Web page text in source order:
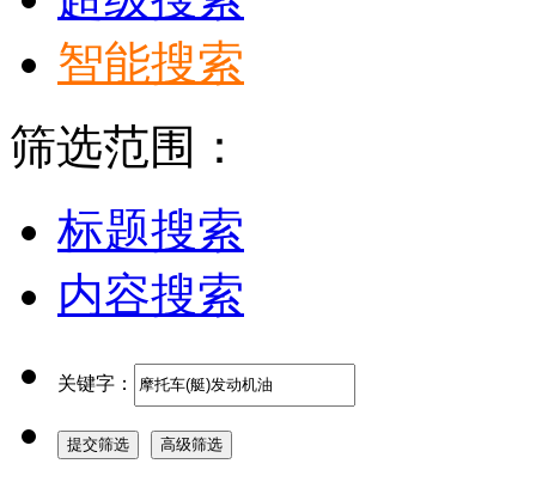
智能搜索
筛选范围：
标题搜索
内容搜索
关键字：
提交筛选 高级筛选